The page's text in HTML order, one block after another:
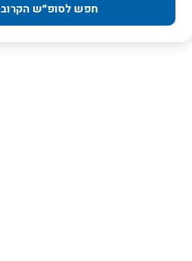
חפש לסופ״ש הקרוב